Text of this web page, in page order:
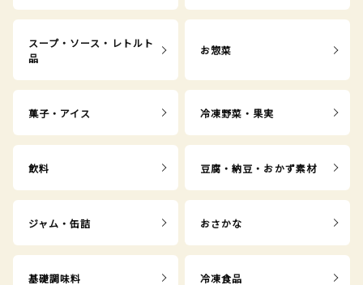
スープ・ソース・レトルト
品
お惣菜
菓子・アイス 冷凍野菜・果実
飲料 豆腐・納豆・おかず素材
ジャム・缶詰 おさかな
基礎調味料 冷凍食品